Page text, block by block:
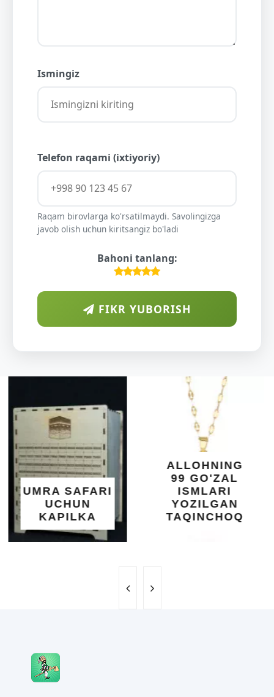
Ismingiz
Telefon raqami (ixtiyoriy)
Raqam birovlarga ko'rsatilmaydi. Savolingizga
javob olish uchun kiritsangiz bo'ladi
Bahoni tanlang:
FIKR YUBORISH
ALLOHNING
99 GO'ZAL
ISMLARI
YOZILGAN
TAQINCHOQ
DIYORIDA
O'SUVCHI
KUNDUR
DARAXTINING
SHIFOBAXSH
YELIMI: AQL,
XOTIRA VA
UMUMIY
SALOMATLIK
UCHUN
BEBAHO
NE'MAT